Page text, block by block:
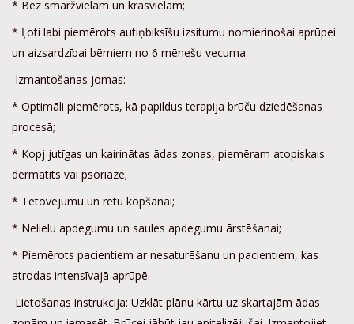
* Bez smaržvielām un krāsvielām;
* Ļoti labi piemērots autiņbiksīšu izsitumu nomierinošai aprūpei
un aizsardzībai bērniem no 6 mēnešu vecuma.
Izmantošanas jomas:
* Optimāli piemērots, kā papildus terapija brūču dziedēšanas
procesā;
* Kopj jutīgas un kairinātas ādas zonas, piemēram atopiskais
dermatīts vai psoriāze;
* Tetovējumu un rētu kopšanai;
* Nelielu apdegumu un saules apdegumu ārstēšanai;
* Piemērots pacientiem ar nesaturēšanu un pacientiem, kas
atrodas intensīvajā aprūpē.
Lietošanas instrukcija: Uzklāt plānu kārtu uz skartajām ādas